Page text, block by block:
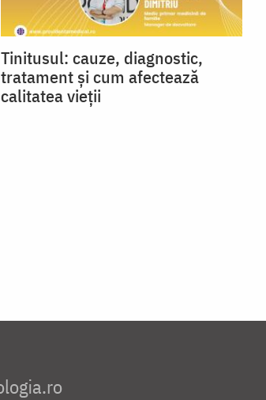
Tinitusul: cauze, diagnostic,
tratament și cum afectează
calitatea vieții